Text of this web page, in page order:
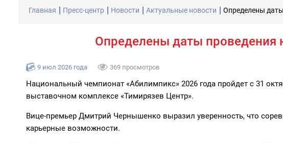
Главная Пресс-центр Новости Актуальные новости Определены
Определены даты проведения
9 июл 2026 года 369 просмотров
Национальный чемпионат «Абилимпикс» 2026 года пройдет с 31
выставочном комплексе «Тимирязев Центр».
Вице-премьер Дмитрий Чернышенко выразил уверенность, что
карьерные возможности.